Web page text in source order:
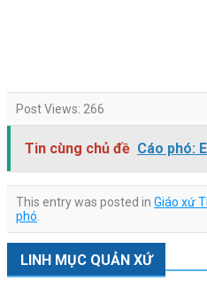
Post Views: 266
Tin cùng chủ đề Cáo phó:
This entry was posted in Giáo xứ
phó
LINH MỤC QUẢN XỨ